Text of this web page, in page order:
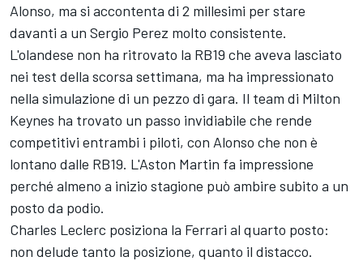
Alonso, ma si accontenta di 2 millesimi per stare
davanti a un Sergio Perez molto consistente.
L'olandese non ha ritrovato la RB19 che aveva lasciato
nei test della scorsa settimana, ma ha impressionato
nella simulazione di un pezzo di gara. Il team di Milton
Keynes ha trovato un passo invidiabile che rende
competitivi entrambi i piloti, con Alonso che non è
lontano dalle RB19. L'Aston Martin fa impressione
perché almeno a inizio stagione può ambire subito a un
posto da podio.
Charles Leclerc posiziona la Ferrari al quarto posto:
non delude tanto la posizione, quanto il distacco.